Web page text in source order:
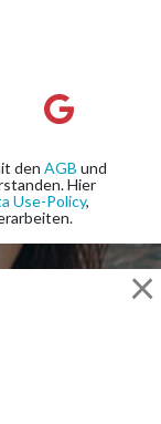
den AGB und
Hier
Use-Policy,
×